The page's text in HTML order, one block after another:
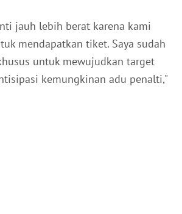
jauh lebih berat karena kami
mendapatkan tiket. Saya sudah
untuk mewujudkan target
kemungkinan adu penalti,"